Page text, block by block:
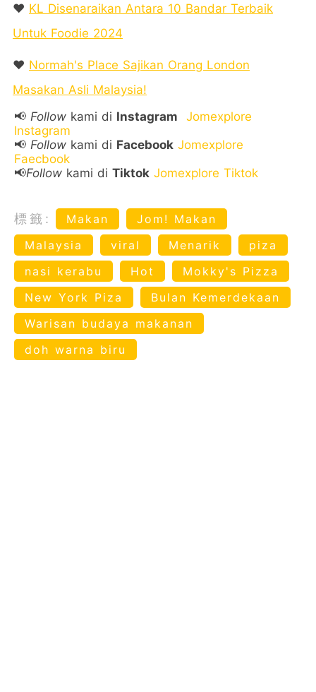
❤️ KL Disenaraikan Antara 10 Bandar Terbaik
Untuk Foodie 2024
❤️ Normah's Place Sajikan Orang London
Masakan Asli Malaysia!
📢 Follow kami di Instagram
Jomexplore
Instagram
📢 Follow kami di Facebook Jomexplore
Faecbook
📢Follow kami di Tiktok Jomexplore Tiktok
標籤: Makan
Jom! Makan
Malaysia
viral Menarik
piza
nasi kerabu
Hot
Mokky's Pizza
New York Piza
Bulan Kemerdekaan
Warisan budaya makanan
doh warna biru